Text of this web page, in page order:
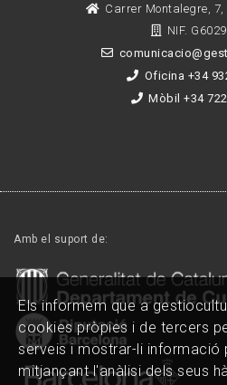
Carrer Montalegre, 7,
NIF.
Oficina +34
Mòbil +34
Amb el suport de:
Els informem que a
cookies pròpies i de tercers
serveis i mostrar-li informació
mitjançant l'anàlisi dels seus